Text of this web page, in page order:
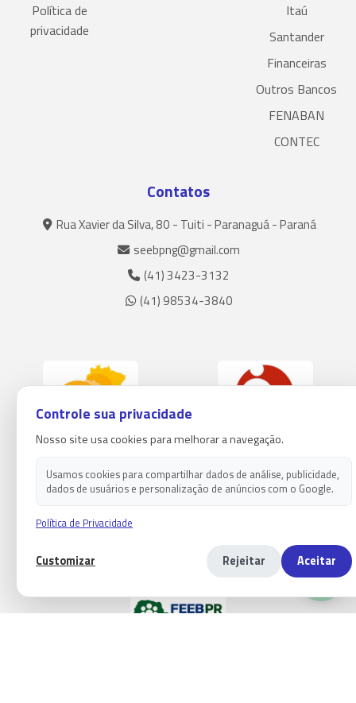
Política de
privacidade
Itaú
Santander
Financeiras
Outros Bancos
FENABAN
CONTEC
Contatos
Rua Xavier da Silva, 80 - Tuiti - Paranaguá - Paraná
seebpng@gmail.com
(41) 3423-3132
(41) 98534-3840
Controle sua privacidade
Nosso site usa cookies para melhorar a navegação.
Usamos cookies para compartilhar dados de análise, publicidade,
dados de usuários e personalização de anúncios com o Google.
Política de Privacidade
Customizar Rejeitar Aceitar